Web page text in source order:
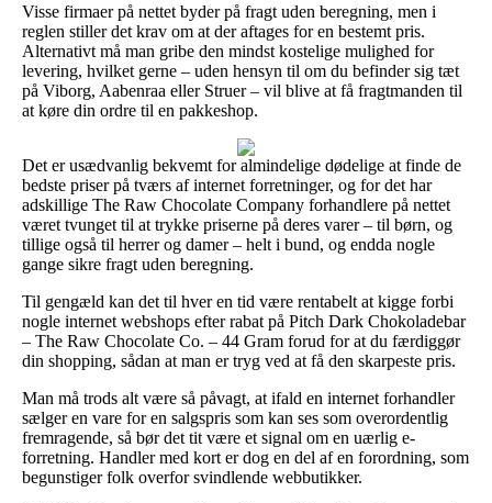
Visse firmaer på nettet byder på fragt uden beregning, men i
reglen stiller det krav om at der aftages for en bestemt pris.
Alternativt må man gribe den mindst kostelige mulighed for
levering, hvilket gerne – uden hensyn til om du befinder sig tæt
på Viborg, Aabenraa eller Struer – vil blive at få fragtmanden til
at køre din ordre til en pakkeshop.
Det er usædvanlig bekvemt for almindelige dødelige at finde de
bedste priser på tværs af internet forretninger, og for det har
adskillige The Raw Chocolate Company forhandlere på nettet
været tvunget til at trykke priserne på deres varer – til børn, og
tillige også til herrer og damer – helt i bund, og endda nogle
gange sikre fragt uden beregning.
Til gengæld kan det til hver en tid være rentabelt at kigge forbi
nogle internet webshops efter rabat på Pitch Dark Chokoladebar
– The Raw Chocolate Co. – 44 Gram forud for at du færdiggør
din shopping, sådan at man er tryg ved at få den skarpeste pris.
Man må trods alt være så påvagt, at ifald en internet forhandler
sælger en vare for en salgspris som kan ses som overordentlig
fremragende, så bør det tit være et signal om en uærlig e-
forretning. Handler med kort er dog en del af en forordning, som
begunstiger folk overfor svindlende webbutikker.